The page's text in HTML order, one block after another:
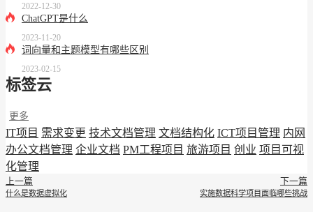
2022-12-30
ChatGPT是什么
2023-11-20
词向量和主题模型有哪些区别
2023-02-15
标签云
更多
IT项目 需求变更 技术文档管理 文档结构化 ICT项目管理 内网
办公文档管理 企业文档 PM工程项目 旅游项目 创业 项目可视
化管理
上一篇
什么是数据虚拟化
下一篇
实施数据科学项目面临哪些挑战